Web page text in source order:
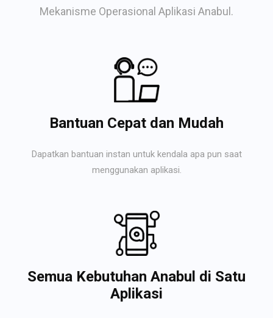
Mekanisme Operasional Aplikasi Anabul.
Bantuan Cepat dan Mudah
Dapatkan bantuan instan untuk kendala apa pun saat
menggunakan aplikasi.
Semua Kebutuhan Anabul di Satu
Aplikasi